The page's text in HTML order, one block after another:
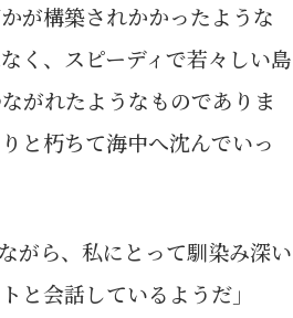
が構築されかかったような
く、スピーディで若々しい島
がれたようなものでありま
と朽ちて海中へ沈んでいっ
がら、私にとって馴染み深い
と会話しているようだ」